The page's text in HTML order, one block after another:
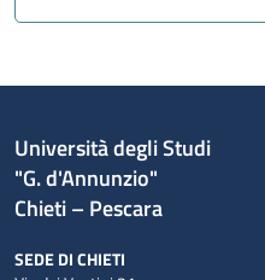
Università degli Studi
"G. d'Annunzio"
Chieti – Pescara
SEDE DI CHIETI